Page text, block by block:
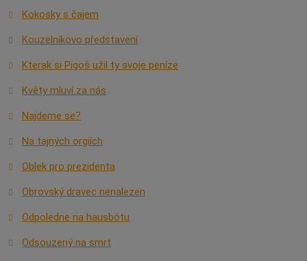
Kokosky s čajem
Kouzelníkovo představení
Kterak si Pigoš užil ty svoje peníze
Květy mluví za nás
Najdeme se?
Na tajných orgiích
Oblek pro prezidenta
Obrovský dravec nenalezen
Odpoledne na hausbótu
Odsouzený na smrt